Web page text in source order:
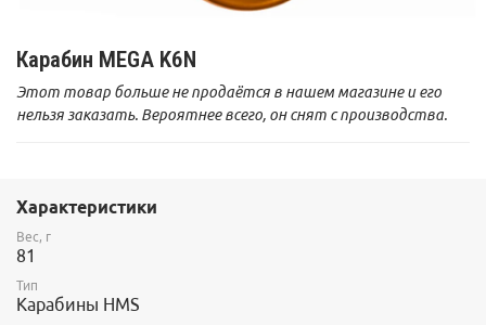
Карабин MEGA K6N
Этот товар больше не продаётся в нашем магазине и его
нельзя заказать. Вероятнее всего, он снят с производства.
Характеристики
Вес, г
81
Тип
Карабины HMS